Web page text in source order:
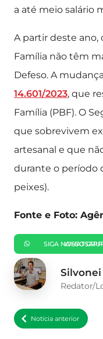
a até meio salário
A partir deste ano,
Família não têm
Defeso. A
14.601/2023, que
Família (PBF). O
que sobrevivem
artesanal e que
durante o período
peixes).
Fonte e Foto:
SIGA NOSSO GRUPO NO WHATSAPP
Silvonei
Redator/
Notícia anterior